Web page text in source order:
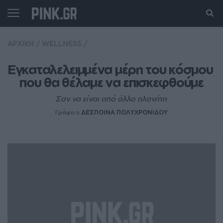
Eγκαταλελειμμένα μέρη του κόσμου
που θα θέλαμε να επισκεφθούμε
Σαν να είναι από άλλο πλανήτη
Γράφει η ΔΕΣΠΟΙΝΑ ΠΟΛΥΧΡΟΝΙΔΟΥ